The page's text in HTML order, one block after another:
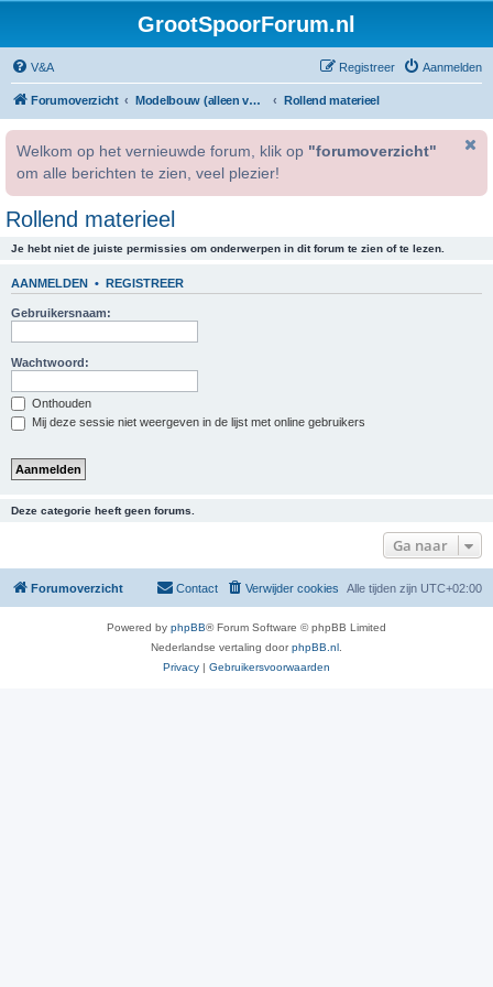
GrootSpoorForum.nl
V&A Aanmelden
Registreer
Forumoverzicht Modelbouw (alleen voor geregistreerde gebruikers). Rollend materieel
Welkom op het vernieuwde forum, klik op "forumoverzicht"
om alle berichten te zien, veel plezier!
Rollend materieel
Je hebt niet de juiste permissies om onderwerpen in dit forum te zien of te lezen.
AANMELDEN • REGISTREER
Gebruikersnaam:
Wachtwoord:
Onthouden
Mij deze sessie niet weergeven in de lijst met online gebruikers
Deze categorie heeft geen forums.
Ga naar
Forumoverzicht Alle tijden zijn UTC+02:00
Verwijder cookies
Contact
Powered by phpBB® Forum Software © phpBB Limited
Nederlandse vertaling doorphpBB.nl
Privacy | Gebruikersvoorwaarden